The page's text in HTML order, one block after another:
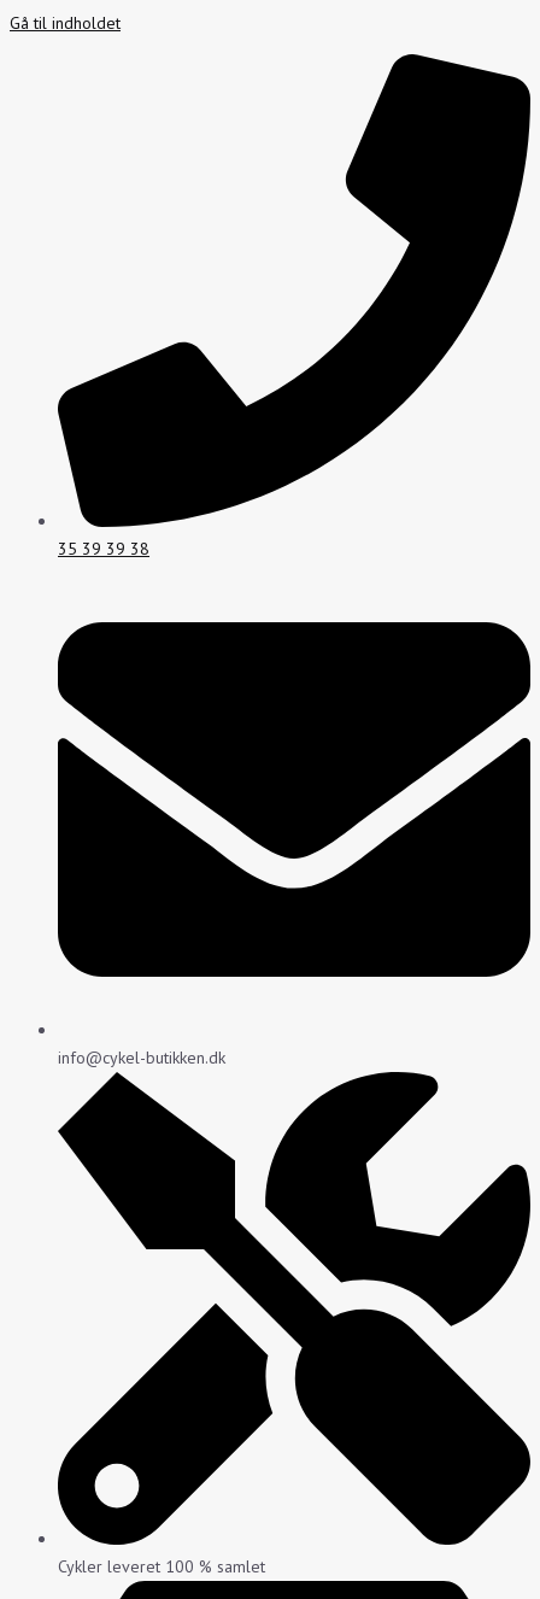
Gå til indholdet
35 39 39 38
info@cykel-butikken.dk
Cykler leveret 100 % samlet